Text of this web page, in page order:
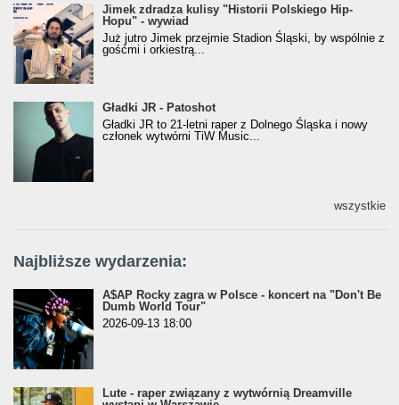
Jimek zdradza kulisy "Historii Polskiego Hip-
Hopu" - wywiad
Jimek zdradza kulisy "Historii Polskiego Hip-
Hopu" - wywiad
Już jutro Jimek przejmie Stadion Śląski, by wspólnie z
gośćmi i orkiestrą...
Gładki JR - Patoshot
Gładki JR - Patoshot
Gładki JR to 21-letni raper z Dolnego Śląska i nowy
członek wytwórni TiW Music...
wszystkie
Najbliższe wydarzenia:
A$AP Rocky zagra w Polsce - koncert na "Don't Be
Dumb World Tour"
2026-09-13 18:00
Lute - raper związany z wytwórnią Dreamville